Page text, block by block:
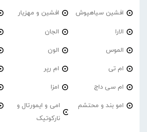
افشین سیاهپوش افشین و مهزیار
الارا الجان
الموس الون
ام تی ام رپر
ام سی داج امزا
امو بند و محتشم
امی و ایمورتال و
نارکوتیک